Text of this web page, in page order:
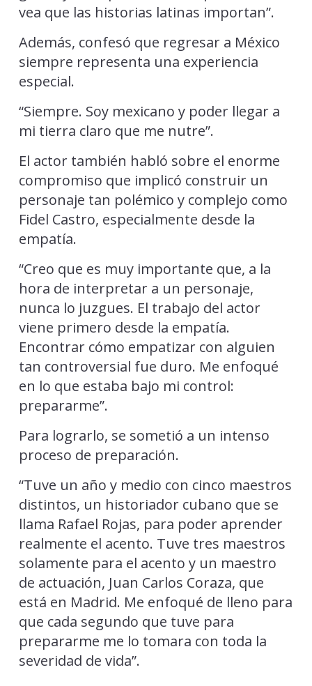
vea que las historias latinas importan”.
Además, confesó que regresar a México
siempre representa una experiencia
especial.
“Siempre. Soy mexicano y poder llegar a
mi tierra claro que me nutre”.
El actor también habló sobre el enorme
compromiso que implicó construir un
personaje tan polémico y complejo como
Fidel Castro, especialmente desde la
empatía.
“Creo que es muy importante que, a la
hora de interpretar a un personaje,
nunca lo juzgues. El trabajo del actor
viene primero desde la empatía.
Encontrar cómo empatizar con alguien
tan controversial fue duro. Me enfoqué
en lo que estaba bajo mi control:
prepararme”.
Para lograrlo, se sometió a un intenso
proceso de preparación.
“Tuve un año y medio con cinco maestros
distintos, un historiador cubano que se
llama Rafael Rojas, para poder aprender
realmente el acento. Tuve tres maestros
solamente para el acento y un maestro
de actuación, Juan Carlos Coraza, que
está en Madrid. Me enfoqué de lleno para
que cada segundo que tuve para
prepararme me lo tomara con toda la
severidad de vida”.